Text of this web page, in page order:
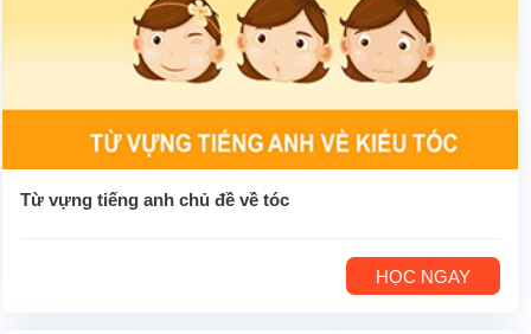
Từ vựng tiếng anh chủ đề về tóc
HỌC NGAY